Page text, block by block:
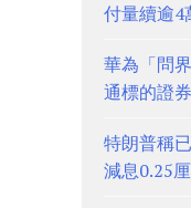
付量續逾
華為「問
通標的證
特朗普稱
減息0.25